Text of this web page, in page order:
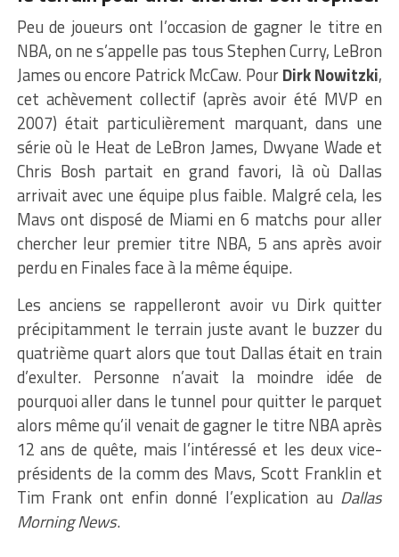
Peu de joueurs ont l’occasion de gagner le titre en
NBA, on ne s’appelle pas tous Stephen Curry, LeBron
James ou encore Patrick McCaw. PourDirkNowitzki,
cet achèvement collectif (après avoir été MVP en
2007) était particulièrement marquant, dans une
série où le Heat de LeBron James, Dwyane Wade et
Chris Bosh partait en grand favori, là où Dallas
arrivait avec une équipe plus faible. Malgré cela, les
Mavs ont disposé de Miami en 6 matchs pour aller
chercher leur premier titre NBA, 5 ans après avoir
perdu en Finales face à la même équipe.
Les anciens se rappelleront avoir vu Dirk quitter
précipitamment le terrain juste avant le buzzer du
quatrième quart alors que tout Dallas était en train
d’exulter. Personne n’avait la moindre idée de
pourquoi aller dans le tunnel pour quitter le parquet
alors même qu’il venait de gagner le titre NBA après
12 ans de quête, mais l’intéressé et les deux vice-
présidents de la comm des Mavs, Scott Franklin et
Tim Frank ont enfin donné l’explication au Dallas
Morning News.